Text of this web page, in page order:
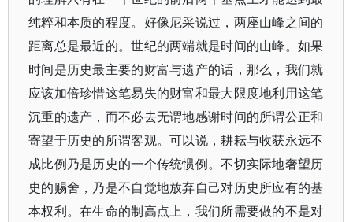
纯粹和本质的程度。好像尼采说过，两座山峰之间的
距离总是最近的。世纪的两端就是时间的山峰。如果
时间是历史最主要的财富与遗产的话，那么，我们就
应该加倍珍惜这笔易失的财富和最大限度地利用这笔
沉重的遗产，而不必去无谓地感谢时间的所谓公正和
寄望于历史的所谓客观。可以说，耕耘与收获永远不
成比例乃是历史的一个传统惯例。不切实际地奢望历
史的赐舍，乃是不自觉地放弃自己对历史所应有的基
本权利。在生命的制高点上，我们所需要做的不是对